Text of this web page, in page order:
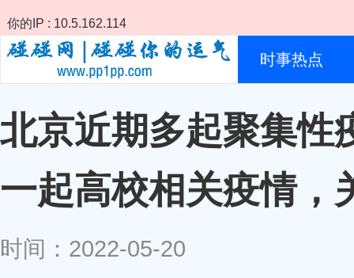
你的IP : 10.5.162.114
时事热点
北京近期多起聚集性
一起高校相关疫情，
时间：2022-05-20